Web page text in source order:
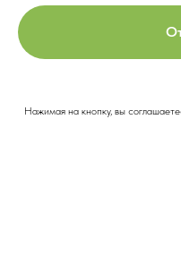
Нажимая на кнопку, вы